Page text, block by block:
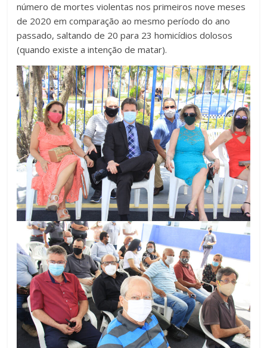
número de mortes violentas nos primeiros nove meses
de 2020 em comparação ao mesmo período do ano
passado, saltando de 20 para 23 homicídios dolosos
(quando existe a intenção de matar).